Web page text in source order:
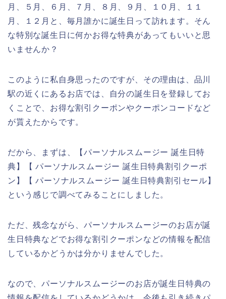
月、５月、６月、７月、８月、９月、１０月、１１
月、１２月と、毎月誰かに誕生日って訪れます。そん
な特別な誕生日に何かお得な特典があってもいいと思
いませんか？
このように私自身思ったのですが、その理由は、品川
駅の近くにあるお店では、自分の誕生日を登録してお
くことで、お得な割引クーポンやクーポンコードなど
が貰えたからです。
だから、まずは、【パーソナルスムージー 誕生日特
典】【 パーソナルスムージー 誕生日特典割引クーポ
ン】【 パーソナルスムージー 誕生日特典割引セール】
という感じで調べてみることにしました。
ただ、残念ながら、パーソナルスムージーのお店が誕
生日特典などでお得な割引クーポンなどの情報を配信
しているかどうかは分かりませんでした。
なので、パーソナルスムージーのお店が誕生日特典の